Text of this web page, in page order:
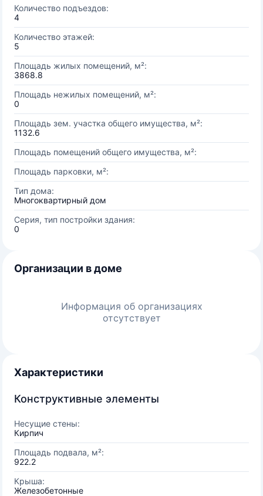
Количество подъездов:
4
Количество этажей:
5
Площадь жилых помещений, м²:
3868.8
Площадь нежилых помещений, м²:
0
Площадь зем. участка общего имущества, м²:
1132.6
Площадь помещений общего имущества, м²:
Площадь парковки, м²:
Тип дома:
Многоквартирный дом
Серия, тип постройки здания:
0
Организации в доме
Информация об организациях
отсутствует
Характеристики
Конструктивные элементы
Несущие стены:
Кирпич
Площадь подвала, м²:
922.2
Крыша:
Железобетонные